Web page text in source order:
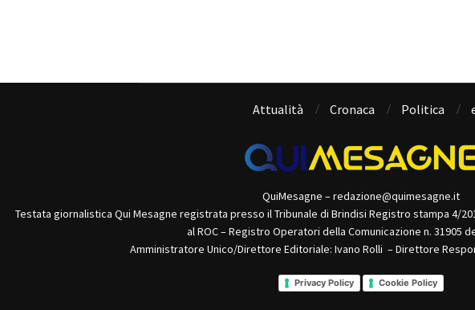
Attualità Cronaca Politica
QuiMesagne – redazione@quimesagne.it
Testata giornalistica Qui Mesagne registrata presso il Tribunale di Brindisi Registro stampa 4/
al ROC – Registro Operatori della Comunicazione n. 31905
Amministratore Unico/Direttore Editoriale: Ivano Rolli – Direttore
Privacy Policy Cookie Policy